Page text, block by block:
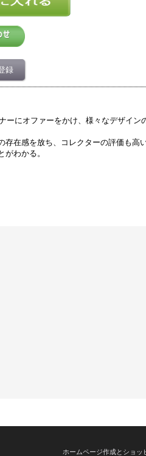
録
にオファーをかけ、様々なデザイン
在感を放ち、コレクターの評価も高い
わかる。
ホームページ作成とショッ